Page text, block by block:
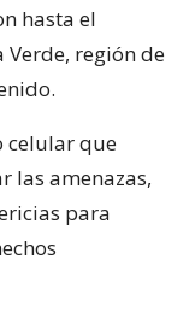
hasta el
región de
celular que
las amenazas,
para